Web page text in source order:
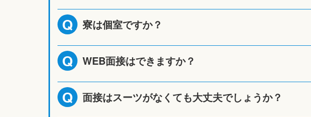
Q 寮は個室ですか？
Q WEB面接はできますか？
Q 面接はスーツがなくても大丈夫でしょうか？